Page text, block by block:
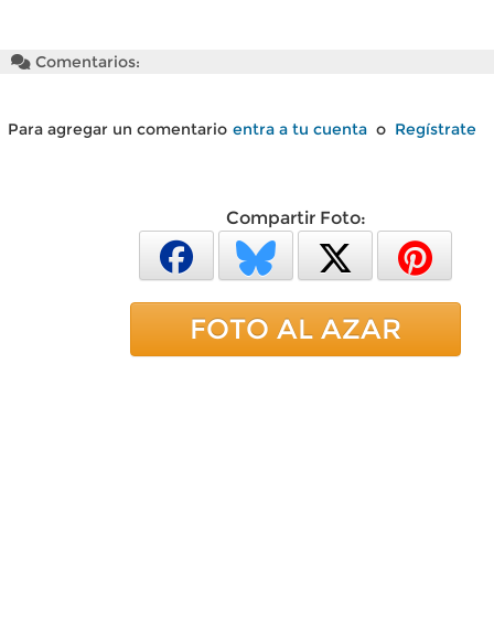
Comentarios:
Para agregar un comentario entra a tu cuenta o Regístrate
Compartir Foto:
FOTO AL AZAR